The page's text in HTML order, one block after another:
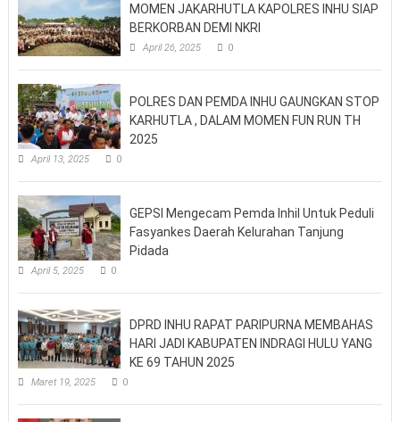
MOMEN JAKARHUTLA KAPOLRES INHU SIAP
BERKORBAN DEMI NKRI
April 26, 2025 0
POLRES DAN PEMDA INHU GAUNGKAN STOP
KARHUTLA , DALAM MOMEN FUN RUN TH
2025
April 13, 2025 0
GEPSI Mengecam Pemda Inhil Untuk Peduli
Fasyankes Daerah Kelurahan Tanjung
Pidada
April 5, 2025 0
DPRD INHU RAPAT PARIPURNA MEMBAHAS
HARI JADI KABUPATEN INDRAGI HULU YANG
KE 69 TAHUN 2025
Maret 19, 2025 0